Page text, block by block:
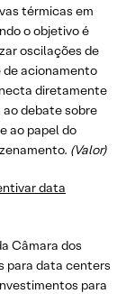
térmicas em
o objetivo é
oscilações de
de acionamento
diretamente
debate sobre
ao papel do
(Valor)
data
Câmara dos
para data centers
para